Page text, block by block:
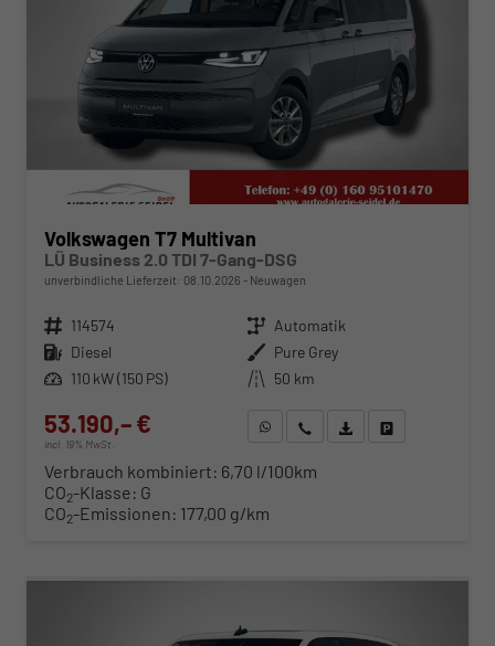
Volkswagen T7 Multivan
LÜ Business 2.0 TDI 7-Gang-DSG
unverbindliche Lieferzeit: 08.10.2026 Neuwagen
Fahrzeugnr. 114574 Getriebe Automatik
Kraftstoff Diesel Außenfarbe Pure Grey
Leistung 110 kW (150 PS) Kilometerstand 50 km
53.190,– €
incl. 19% MwSt.
WhatsApp anfragen
Wir rufen Sie anFahrzeugexposé (PDF)
Verbrauch kombiniert: 6,70 l/100km
CO2-Klasse: G
CO2-Emissionen: 177,00 g/km